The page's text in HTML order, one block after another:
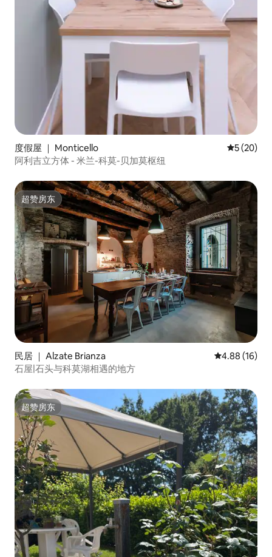
度假屋 ｜ Monticello 平均评分
5 (20)
阿利吉立方体 - 米兰-科莫-贝加莫枢纽
超赞房东
超赞房东
民居 ｜ Alzate Brianza 平均评分
4.88 (16)
石屋|石头与科莫湖相遇的地方
超赞房东
超赞房东